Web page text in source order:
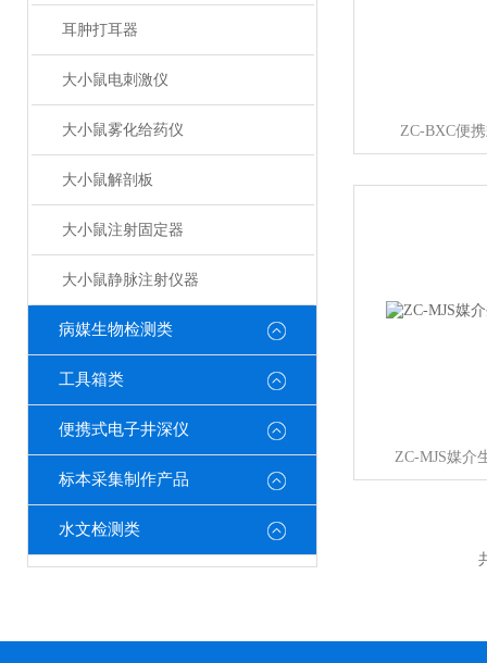
耳肿打耳器
大小鼠电刺激仪
大小鼠雾化给药仪
大小鼠解剖板
大小鼠注射固定器
大小鼠静脉注射仪器
病媒生物检测类
工具箱类
便携式电子井深仪
标本采集制作产品
水文检测类
ZC-BXC便
ZC-MJS媒介